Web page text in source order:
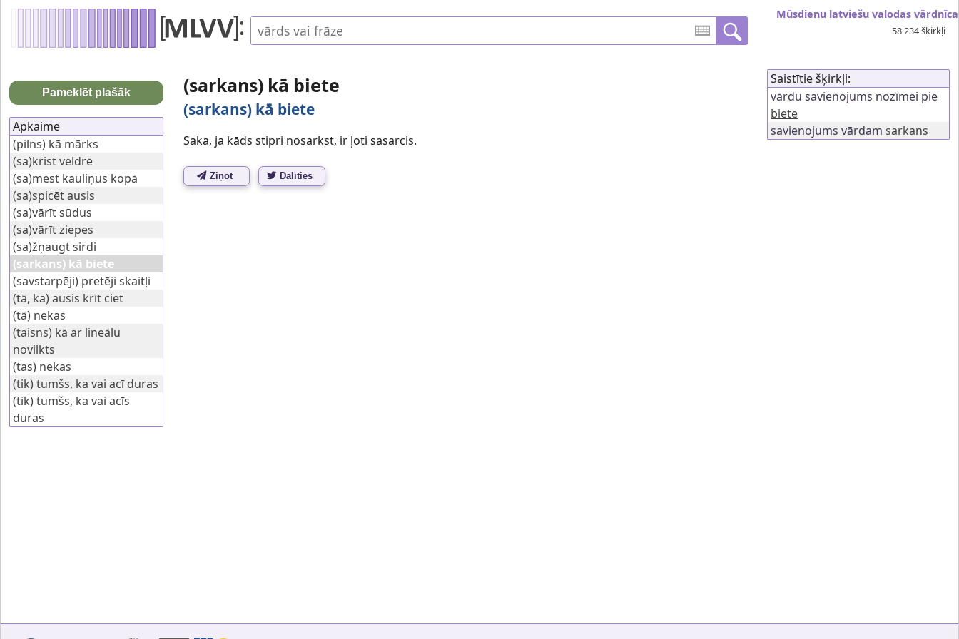
Mūsdienu latviešu valodas vārdnīca
58 234 šķirkļi
(sarkans) kā biete
(sarkans) kā biete
Saka, ja kāds stipri nosarkst, ir ļoti sasarcis.
Ziņot Dalīties
Saistītie šķirkļi:
vārdu savienojums nozīmei pie
biete
savienojums vārdam sarkans
Pameklēt plašāk
Apkaime
(pilns) kā mārks
(sa)krist veldrē
(sa)mest kauliņus kopā
(sa)spicēt ausis
(sa)vārīt sūdus
(sa)vārīt ziepes
(sa)žņaugt sirdi
(sarkans) kā biete
(savstarpēji) pretēji skaitļi
(tā, ka) ausis krīt ciet
(tā) nekas
(taisns) kā ar lineālu
novilkts
(tas) nekas
(tik) tumšs, ka vai acī duras
(tik) tumšs, ka vai acīs
duras